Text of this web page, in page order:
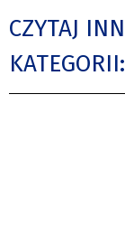
CZYTAJ